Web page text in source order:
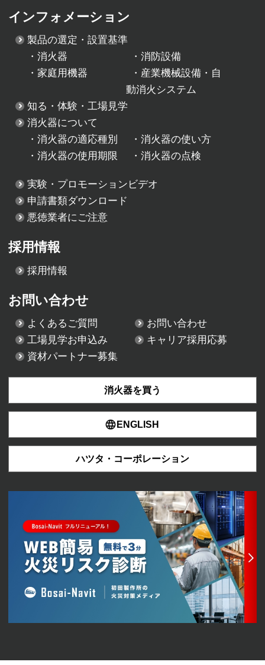
インフォメーション
製品の選定・設置基準
・消火器 ・ 消防設備
・ 家庭用機器 ・ 産業機械設備・自
動消火システム
知る・体験・工場見学
消火器について
・消火器の適応種別 ・ 消火器の使い方
・消火器の使用期限 ・ 消火器の点検
実験・プロモーションビデオ
申請書類ダウンロード
悪徳業者にご注意
採用情報
採用情報
お問い合わせ
よくあるご質問
お問い合わせ
工場見学お申込み
キャリア採用応募
資材パートナー募集
消火器を買う
ENGLISH
ハツタ・コーポレーション